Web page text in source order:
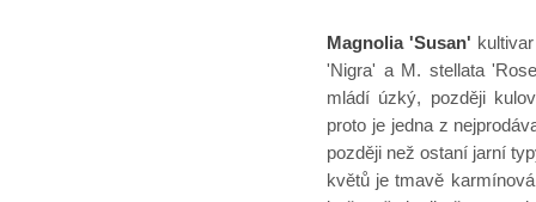
Magnolia 'Susan'
'Nigra' a M. stellata
mládí úzký, později
proto je jedna z
později než ostaní jarní
květů je tmavě